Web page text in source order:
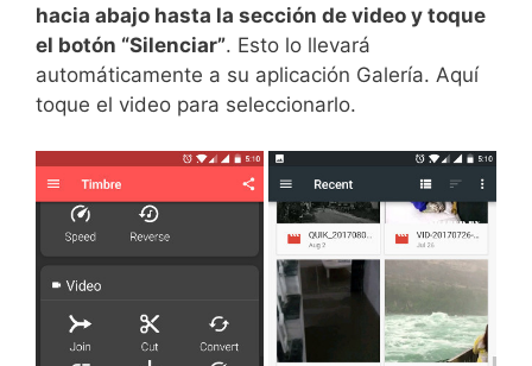
hacia abajo hasta la sección de video y toque
el botón “Silenciar”. Esto lo llevará
automáticamente a su aplicación Galería. Aquí
toque el video para seleccionarlo.